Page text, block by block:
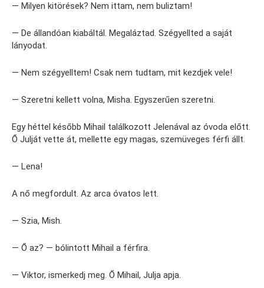
— Milyen kitörések? Nem ittam, nem buliztam!
— De állandóan kiabáltál. Megaláztad. Szégyellted a saját
lányodat.
— Nem szégyelltem! Csak nem tudtam, mit kezdjek vele!
— Szeretni kellett volna, Misha. Egyszerűen szeretni.
Egy héttel később Mihail találkozott Jelenával az óvoda előtt.
Ő Julját vette át, mellette egy magas, szemüveges férfi állt.
— Lena!
A nő megfordult. Az arca óvatos lett.
— Szia, Mish.
— Ő az? — bólintott Mihail a férfira.
— Viktor, ismerkedj meg. Ő Mihail, Julja apja.